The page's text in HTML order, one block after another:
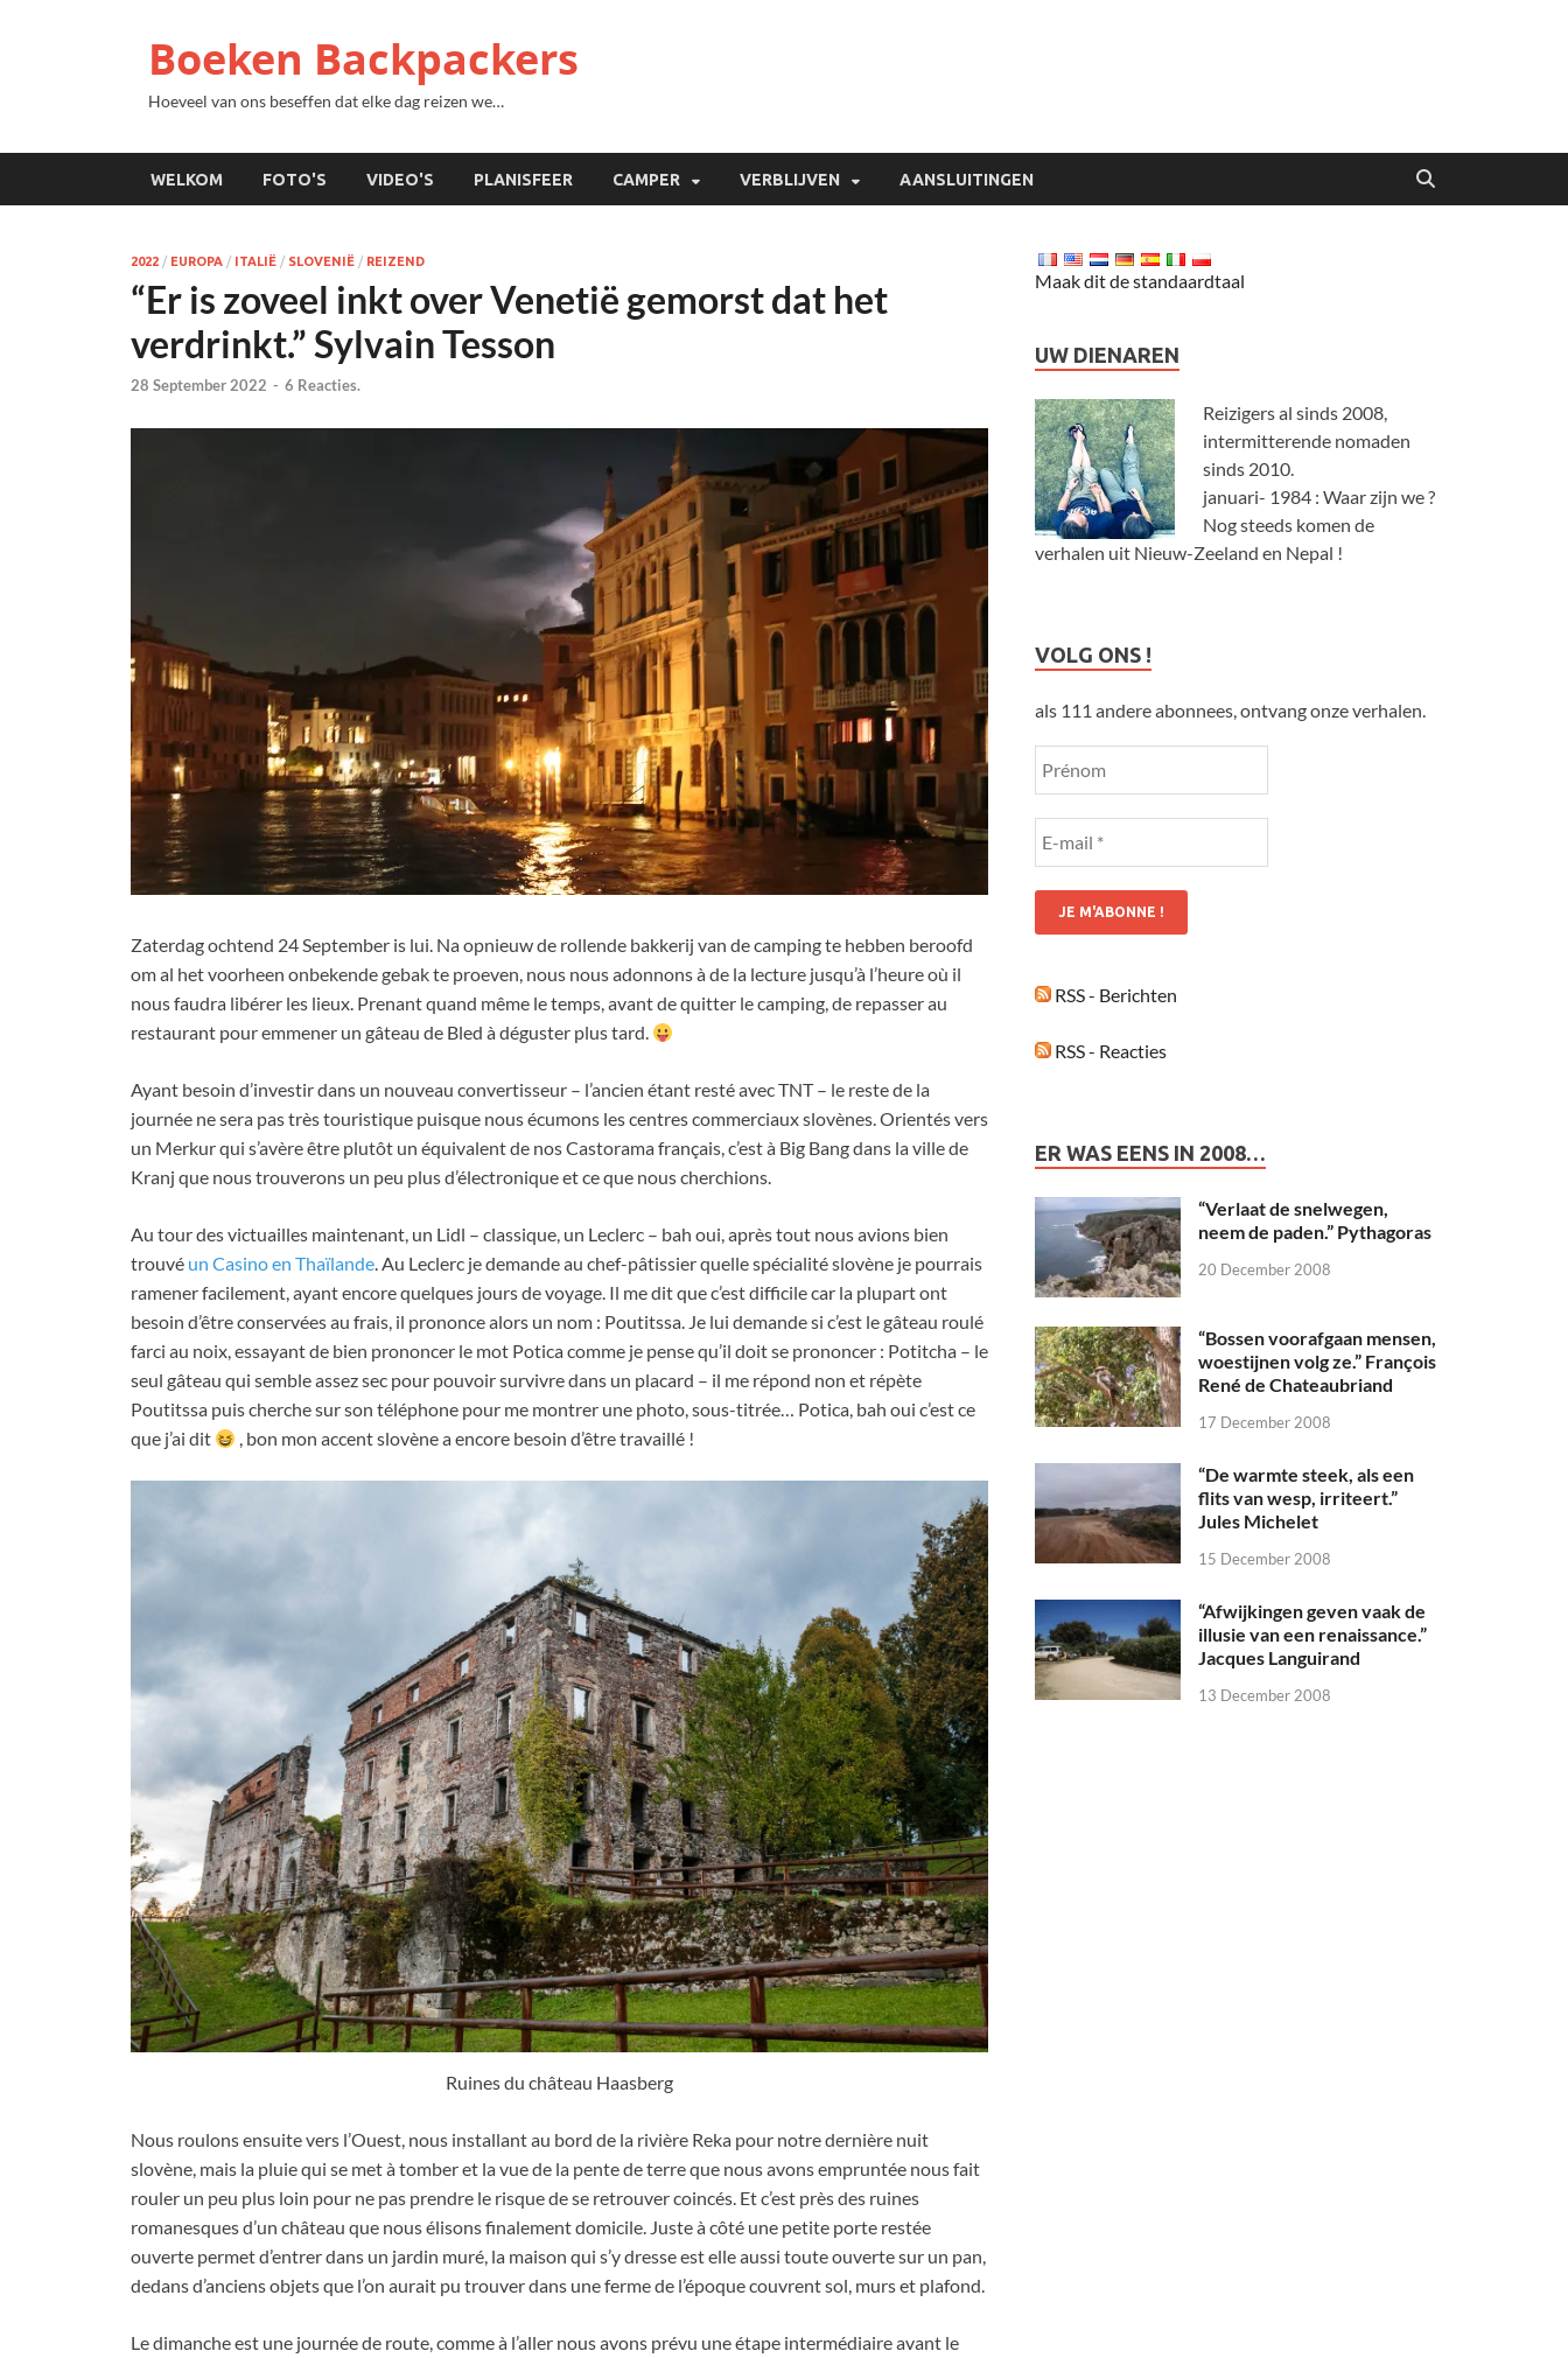
Boeken Backpackers
Hoeveel van ons beseffen dat elke dag reizen we…
WELKOM FOTO'S VIDEO'S PLANISFEER CAMPER VERBLIJVEN AANSLUITINGEN
2022 / EUROPA / ITALIË / SLOVENIË / REIZEND
“Er is zoveel inkt over Venetië gemorst dat het
verdrinkt.” Sylvain Tesson
28 September 2022 - 6 Reacties.
Zaterdag ochtend 24 September is lui. Na opnieuw de rollende bakkerij van de camping te hebben beroofd
om al het voorheen onbekende gebak te proeven, nous nous adonnons à de la lecture jusqu’à l’heure où il
nous faudra libérer les lieux. Prenant quand même le temps,avant de quitter le camping,de repasser au
restaurant pour emmener un gâteau de Bled à déguster plus tard.
Ayant besoin d’investir dans un nouveau convertisseur – l’ancien étant resté avec TNT – le reste de la
journée ne sera pas très touristique puisque nous écumons les centres commerciaux slovènes.Orientés vers
un Merkur qui s’avère être plutôt un équivalent de nos Castorama français,c’est à Big Bang dans la ville de
Kranj que nous trouverons un peu plus d’électronique et ce que nous cherchions.
Au tour des victuailles maintenant, un Lidl – classique, un Leclerc – bah oui,après tout nous avions bien
trouvé un Casino en Thaïlande.Au Leclerc je demande au chef-pâtissier quelle spécialité slovène je pourrais
ramener facilement,ayant encore quelques jours de voyage. Il me dit que c’est difficile car la plupart ont
besoin d’être conservées au frais, il prononce alors un nom : Poutitssa. Je lui demande si c’est le gâteau roulé
farci au noix,essayant de bien prononcer le mot Potica comme je pense qu’il doit se prononcer : Potitcha – le
seul gâteau qui semble assez sec pour pouvoir survivre dans un placard – il me répond non et répète
Poutitssa puis cherche sur son téléphone pour me montrer une photo,sous-titrée… Potica, bah oui c’est ce
que j’ai dit
, bon mon accent slovène a encore besoin d’être travaillé !
Ruines du château Haasberg
Nous roulons ensuite vers l’Ouest, nous installant au bord de la rivière Reka pour notre dernière nuit
slovène, mais la pluie qui se met à tomber et la vue de la pente de terre que nous avons empruntée nous fait
rouler un peu plus loin pour ne pas prendre le risque de se retrouver coincés. Et c’est près des ruines
romanesques d’un château que nous élisons finalement domicile. Juste à côté une petite porte restée
ouverte permet d’entrer dans un jardin muré, la maison qui s’y dresse est elle aussi toute ouverte sur un pan,
dedans d’anciens objets que l’on aurait pu trouver dans une ferme de l’époque couvrent sol, murs et plafond.
Le dimanche est une journée de route,comme à l’aller nous avons prévu une étape intermédiaire avant le
Maak dit de standaardtaal
UW DIENAREN
Reizigers al sinds 2008,
intermitterende nomaden
sinds 2010.
januari- 1984 : Waar zijn we ?
Nog steeds komen de
verhalen uit Nieuw-Zeeland en Nepal !
VOLG ONS !
als 111 andere abonnees, ontvang onze verhalen.
RSS - Berichten
RSS - Reacties
ER WAS EENS IN 2008…
“Verlaat de snelwegen,
neem de paden.” Pythagoras
20 December 2008
“Bossen voorafgaan mensen,
woestijnen volg ze.” François
René de Chateaubriand
17 December 2008
“De warmte steek, als een
flits van wesp, irriteert.”
Jules Michelet
15 December 2008
“Afwijkingen geven vaak de
illusie van een renaissance.”
Jacques Languirand
13 December 2008